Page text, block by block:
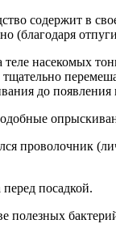
содержит в
(благодаря
насекомых
до
проволочник
посадкой.
полезных